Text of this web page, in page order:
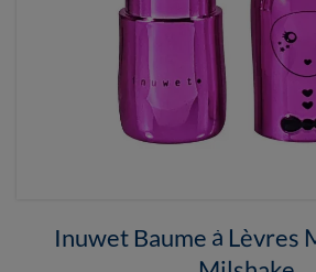
Inuwet Baume à Lèvres